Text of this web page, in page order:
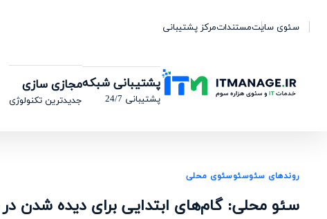
سئوی سایتمستنداتمرکز پشتیبانی
پشتیبانی شبکه
پشتیبانی 24/7
مجازی سازی
جدیدترین تکنولوژی
روندهای سئوسئوسئوی محلی
سئو محلی: گام‌های ابتدایی برای دیده شدن